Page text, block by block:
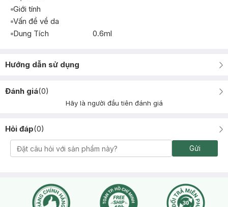
Giới tính
Vấn đề về da
Dung Tích
0.6ml
Hướng dẫn sử dụng
Đánh giá(0)
Hãy là người đầu tiên đánh giá
Hỏi đáp(0)
Gửi